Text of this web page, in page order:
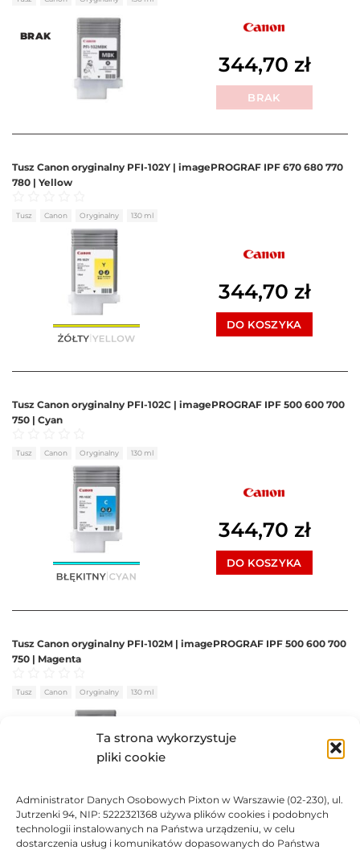
Ta strona wykorzystuje
pliki cookie
Administrator Danych Osobowych Pixton w Warszawie (02-230), ul.
Jutrzenki 94, NIP: 5222321368 używa plików cookies i podobnych
technologii instalowanych na Państwa urządzeniu, w celu
dostarczenia usług i komunikatów dopasowanych do Państwa
BRAK
344,70 zł
BRAK
Tusz Canon oryginalny PFI-102Y | imagePROGRAF IPF 670 680 770
780 | Yellow
Oceniono
Tusz Canon Oryginalny 130 ml
344,70 zł
DO KOSZYKA
Tusz Canon oryginalny PFI-102C | imagePROGRAF IPF 500 600 700
750 | Cyan
Oceniono
Tusz Canon Oryginalny 130 ml
344,70 zł
DO KOSZYKA
Tusz Canon oryginalny PFI-102M | imagePROGRAF IPF 500 600 700
750 | Magenta
Oceniono
Tusz Canon Oryginalny 130 ml
DO KOSZYKA